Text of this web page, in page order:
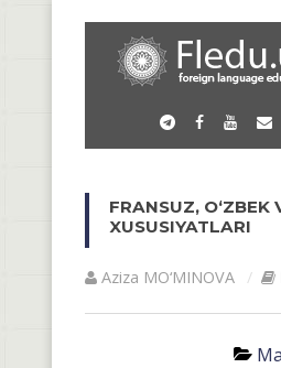
FRANSUZ,
XUSUSIYATLARI
Aziza MO‘MINOVA